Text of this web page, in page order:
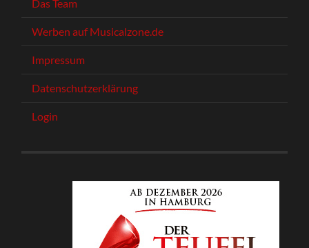
Das Team
Werben auf Musicalzone.de
Impressum
Datenschutzerklärung
Login